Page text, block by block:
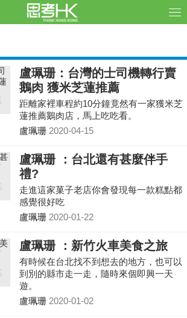
盧珮珊：台灣的士司機轉行賣
鵝肉 獲米芝蓮推薦
距離家裡車程約10分鐘竟然有一家獲米芝
蓮推薦鵝肉店，馬上吃吃看。
盧珮珊 2020-04-15
盧珮珊 ：台北還有甚麼伴手
禮?
走進這家菓子老店你會發現每一款糕點都
感覺很好吃
盧珮珊 2020-01-22
盧珮珊 ：新竹火車美食之旅
有時候在台北找不到想去的地方，也可以
到別的縣市走一走，隨時來個即興一天
遊。
盧珮珊 2020-01-02